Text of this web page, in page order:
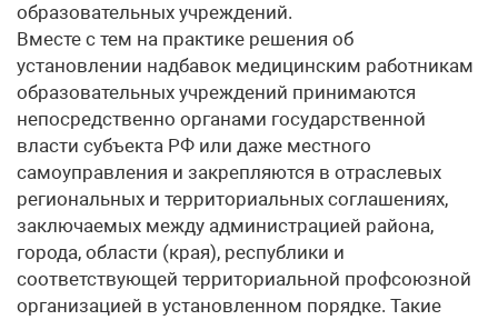
образовательных учреждений.
Вместе с тем на практике решения об
установлении надбавок медицинским работникам
образовательных учреждений принимаются
непосредственно органами государственной
власти субъекта РФ или даже местного
самоуправления и закрепляются в отраслевых
региональных и территориальных соглашениях,
заключаемых между администрацией района,
города, области (края), республики и
соответствующей территориальной профсоюзной
организацией в установленном порядке. Такие